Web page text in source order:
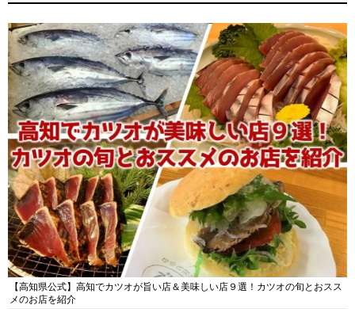
【高知県公式】高知でカツオが旨い店＆美味しい店９選！カツオの旬とおスス
メのお店を紹介